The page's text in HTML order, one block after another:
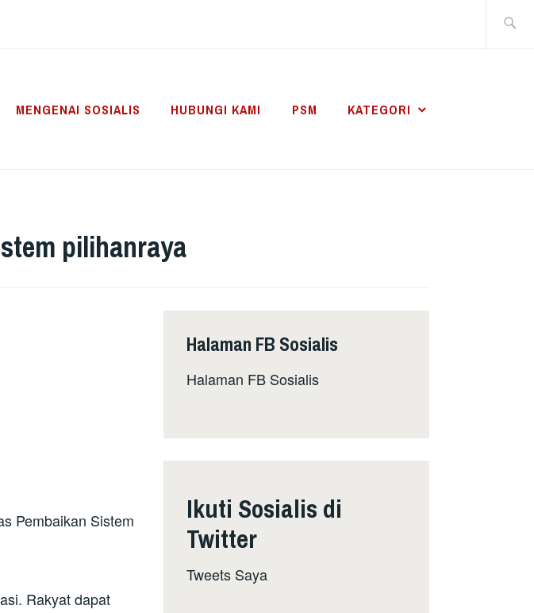
MENGENAI SOSIALIS HUBUNGI KAMI PSM KATEGORI
pilihanraya
Pembaikan Sistem
Rakyat dapat
Halaman FB Sosialis
Halaman FB Sosialis
Ikuti Sosialis di
Twitter
Tweets Saya